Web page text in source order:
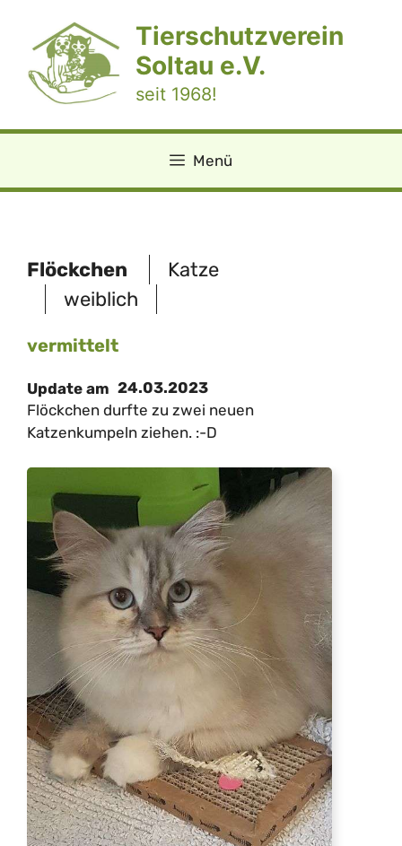
springen
Tierschutzverein
Soltau e.V.
seit 1968!
Menü
Flöckchen
Katze
weiblich
vermittelt
Update am 24.03.2023
Flöckchen durfte zu zwei neuen
Katzenkumpeln ziehen. :-D